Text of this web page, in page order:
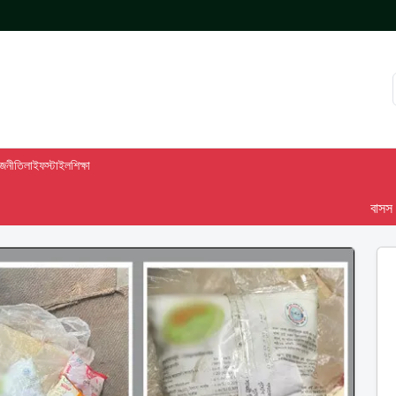
লাইফস্টাইলশিক্ষা
বাসস